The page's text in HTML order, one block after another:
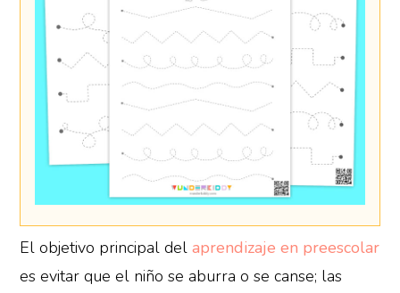
El objetivo principal delaprendizaje en preescolar
es evitar que el niño se aburra o se canse; las